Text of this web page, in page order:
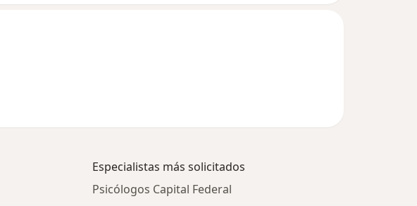
Especialistas más solicitados
Psicólogos Capital Federal